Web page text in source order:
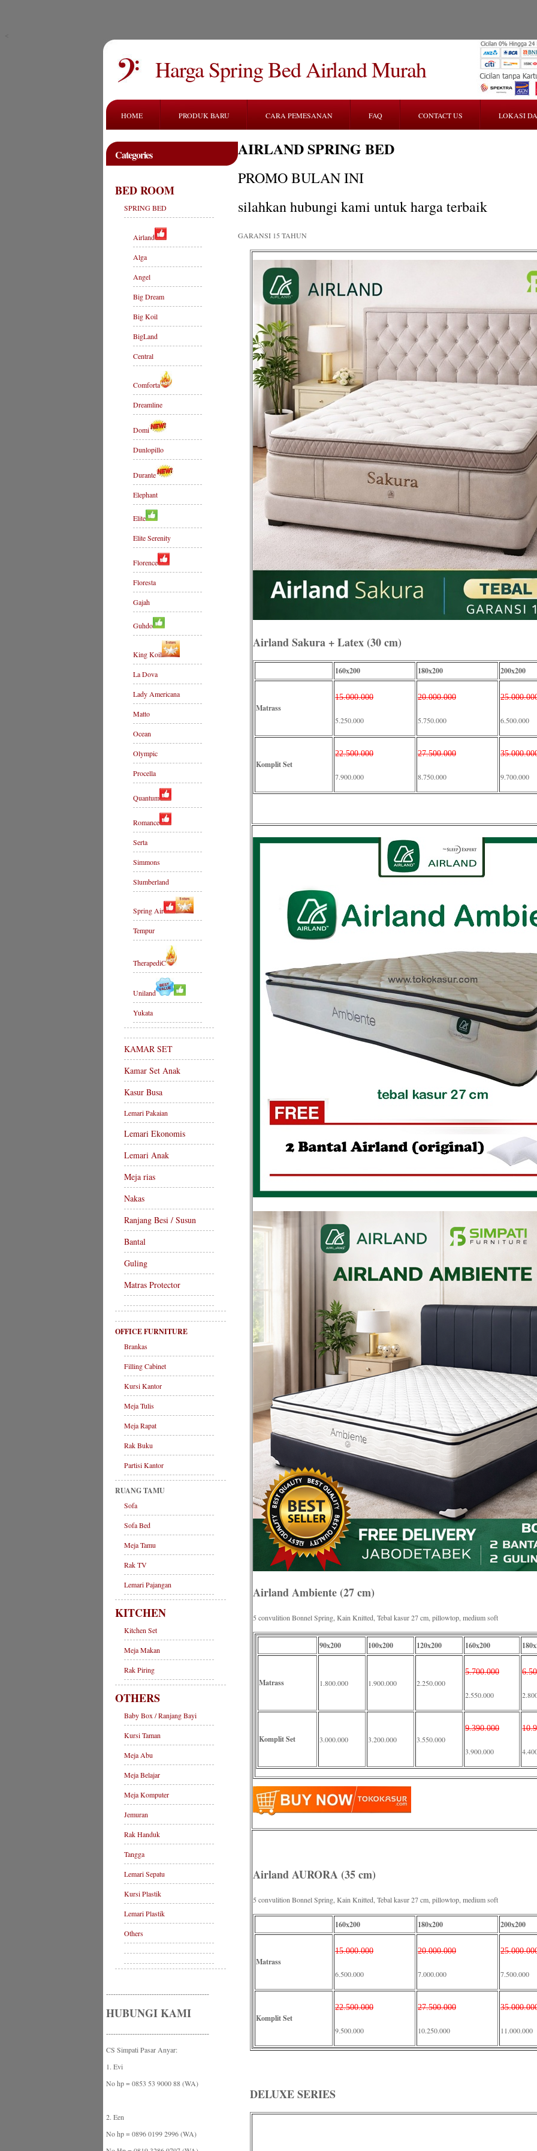
Harga Spring Bed Airland Murah
HOME PRODUK BARU CARA PEMESANAN FAQ CONTACT US LOKASI
Categories
BED ROOM
SPRING BED
Airland
Alga
Angel
Big Dream
Big Koil
BigLand
Central
Comforta
Dreamline
Domi
Dunlopillo
Durante
Elephant
Elite
Elite Serenity
Florence
Floresta
Gajah
Guhdo
King Koil
La Dova
Lady Americana
Matto
Ocean
Olympic
Procella
Quantum
Romance
Serta
Simmons
Slumberland
Spring Air
Tempur
TherapediC
Uniland
Yukata
KAMAR SET
Kamar Set Anak
Kasur Busa
Lemari Pakaian
Lemari Ekonomis
Lemari Anak
Meja rias
Nakas
Ranjang Besi / Susun
Bantal
Guling
Matras Protector
OFFICE FURNITURE
Brankas
Filling Cabinet
Kursi Kantor
Meja Tulis
Meja Rapat
Rak Buku
Partisi Kantor
RUANG TAMU
Sofa
Sofa Bed
Meja Tamu
Rak TV
Lemari Pajangan
KITCHEN
Kitchen Set
Meja Makan
Rak Piring
OTHERS
Baby Box / Ranjang Bayi
Kursi Taman
Meja Abu
Meja Belajar
Meja Komputer
Jemuran
Rak Handuk
Tangga
Lemari Sepatu
Kursi Plastik
Lemari Plastik
Others
-------------------------------------------
HUBUNGI KAMI
-------------------------------------------
CS Simpati Pasar Anyar:
1. Evi
No hp = 0853 53 9000 88 (WA)
2. Een
No hp = 0896 0199 2996 (WA)
AIRLAND SPRING BED
PROMO BULAN INI
silahkan hubungi kami untuk harga terbaik
GARANSI 15 TAHUN
Airland Sakura + Latex (30 cm)
160x200 180x200 200x200
Matrass
15.000.000
5.250.000
20.000.000
5.750.000 6.500.000
Komplit Set
22.500.000
7.900.000
27.500.000
8.750.000 9.700.000
Airland Ambiente (27 cm)
5 convulition Bonnel Spring, Kain Knitted, Tebal kasur 27 cm, pillowtop, medium soft
90x200 100x200 120x200 160x200
Matrass 1.800.000 1.900.000 2.250.000
5.700.000
2.550.000
Komplit Set 3.000.000 3.200.000 3.550.000
9.390.000
3.900.000
Airland AURORA (35 cm)
5 convulition Bonnel Spring, Kain Knitted, Tebal kasur 27 cm, pillowtop, medium soft
160x200 180x200 200x200
Matrass
15.000.000
6.500.000
20.000.000
7.000.000 7.500.000
Komplit Set
22.500.000
9.500.000
27.500.000
10.250.000 11.000.000
DELUXE SERIES